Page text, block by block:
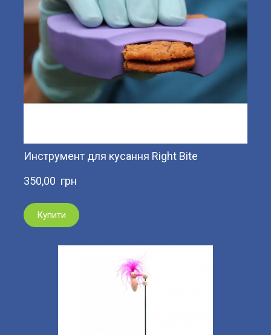
Инструмент для кусання Right Bite
350,00  грн
Купити